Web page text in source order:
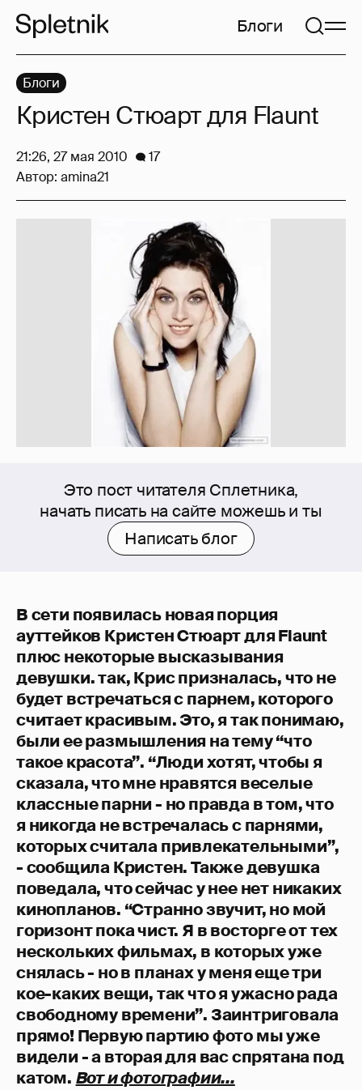
Блоги
Это пост читателя Сплетника,
начать писать на сайте можешь и ты
Написать блог
В сети появилась новая порция
ауттейков Кристен Стюарт для Flaunt
плюс некоторые высказывания
девушки. так, Крис призналась, что не
будет встречаться с парнем, которого
считает красивым. Это, я так понимаю,
были ее размышления на тему “что
такое красота”. “Люди хотят, чтобы я
сказала, что мне нравятся веселые
классные парни - но правда в том, что
я никогда не встречалась с парнями,
которых считала привлекательными”,
- сообщила Кристен. Также девушка
поведала, что сейчас у нее нет никаких
кинопланов. “Странно звучит, но мой
горизонт пока чист. Я в восторге от тех
нескольких фильмах, в которых уже
снялась - но в планах у меня еще три
кое-каких вещи, так что я ужасно рада
свободному времени”. Заинтриговала
прямо! Первую партию фото мы уже
видели - а вторая для вас спрятана под
катом. Вот и фотографии...
Блоги
Кристен Стюарт для Flaunt
21:26, 27 мая 2010
17
Автор: amina21